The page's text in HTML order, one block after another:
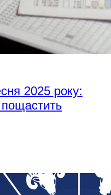
2025 року:
пощастить